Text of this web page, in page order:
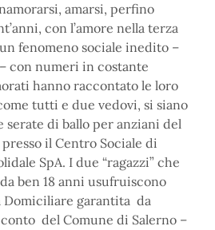
amarsi, perfino
con l’amore nella terza
fenomeno sociale inedito –
con numeri in costante
hanno raccontato le loro
tutti e due vedovi, si siano
di ballo per anziani del
il Centro Sociale di
SpA. I due “ragazzi” che
ben 18 anni usufruiscono
Domiciliare garantita da
del Comune di Salerno –